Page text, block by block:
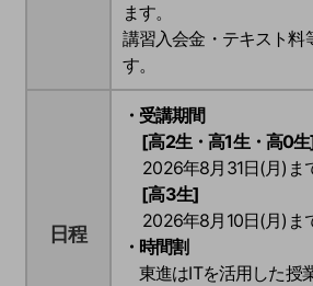
ます。
講習入会金・テキスト料
す。
日程
・受講期間
[高2生・高1生・高0
2026年8月31日(月)ま
[高3生]
2026年8月10日(月)ま
・時間割
東進はITを活用した授